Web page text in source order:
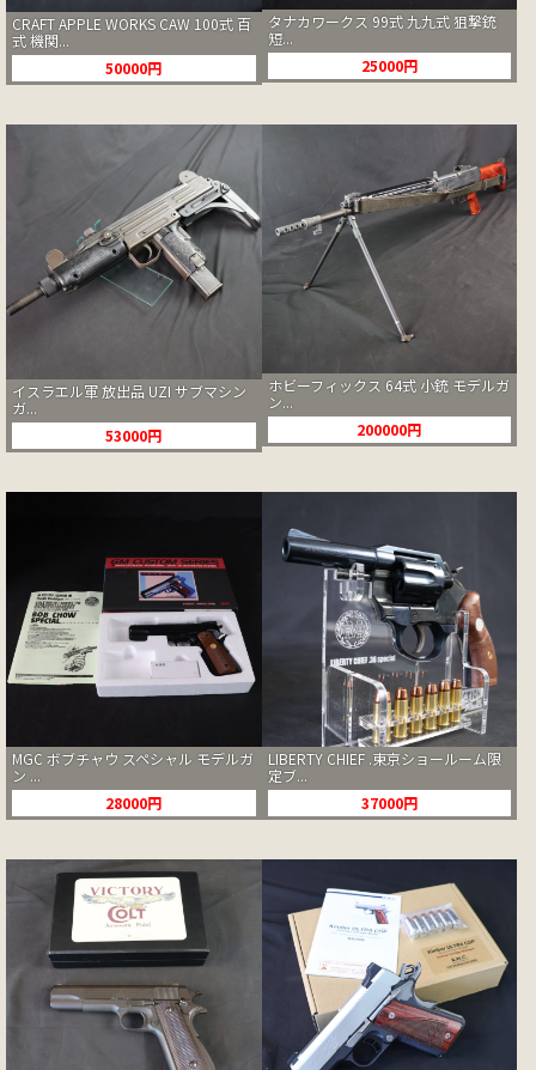
CRAFT APPLE WORKS CAW 100式 百
式 機関...
50000円
タナカワークス 99式 九九式 狙撃銃
短...
25000円
イスラエル軍 放出品 UZI サブマシン
ガ...
53000円
ホビーフィックス 64式 小銃 モデルガ
ン...
200000円
MGC ボブチャウ スペシャル モデルガ
ン ...
28000円
LIBERTY CHIEF .東京ショールーム限
定ブ...
37000円